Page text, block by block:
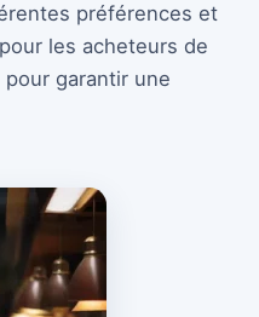
préférences et
les acheteurs de
garantir une